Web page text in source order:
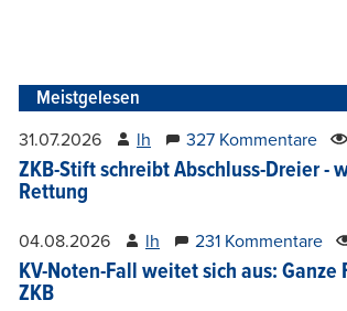
Meistgelesen
31.07.2026 lh 327 Kommentare
ZKB-Stift schreibt Abschluss-Dreier -
Rettung
04.08.2026 lh 231 Kommentare
KV-Noten-Fall weitet sich aus: Ganze
ZKB